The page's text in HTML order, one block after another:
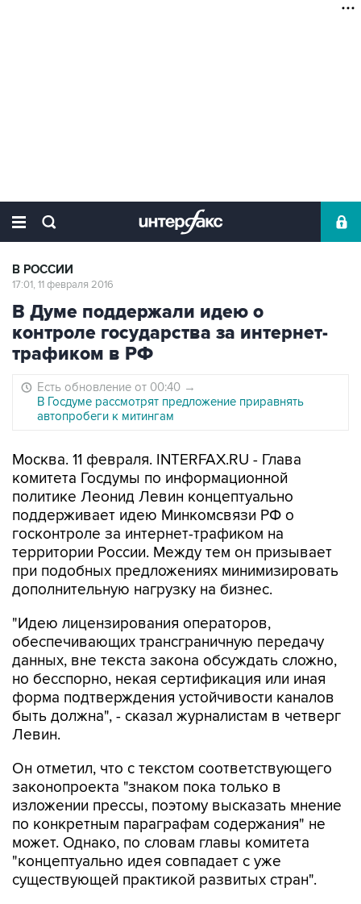
В РОССИИ
17:01, 11 февраля 2016
В Думе поддержали идею о
контроле государства за интернет-
трафиком в РФ
Есть обновление от 00:40 →
В Госдуме рассмотрят предложение приравнять
автопробеги к митингам
Москва. 11 февраля. INTERFAX.RU - Глава
комитета Госдумы по информационной
политике Леонид Левин концептуально
поддерживает идею Минкомсвязи РФ о
госконтроле за интернет-трафиком на
территории России. Между тем он призывает
при подобных предложениях минимизировать
дополнительную нагрузку на бизнес.
"Идею лицензирования операторов,
обеспечивающих трансграничную передачу
данных, вне текста закона обсуждать сложно,
но бесспорно, некая сертификация или иная
форма подтверждения устойчивости каналов
быть должна", - сказал журналистам в четверг
Левин.
Он отметил, что с текстом соответствующего
законопроекта "знаком пока только в
изложении прессы, поэтому высказать мнение
по конкретным параграфам содержания" не
может. Однако, по словам главы комитета
"концептуально идея совпадает с уже
существующей практикой развитых стран".